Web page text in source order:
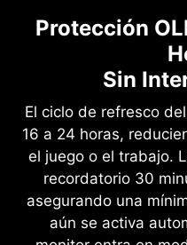
Protección
Sin
El ciclo de refresco
16 a 24 horas,
el juego o el trabajo.
recordatorio 30
asegurando una
aún se activa